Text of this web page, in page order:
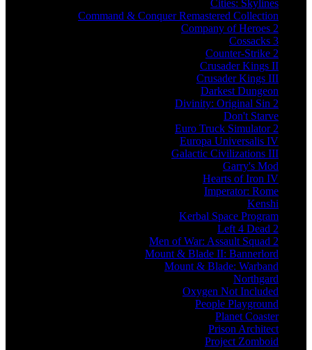
Cities: Skylines
Command & Conquer Remastered Collection
Company of Heroes 2
Cossacks 3
Counter-Strike 2
Crusader Kings II
Crusader Kings III
Darkest Dungeon
Divinity: Original Sin 2
Don't Starve
Euro Truck Simulator 2
Europa Universalis IV
Galactic Civilizations III
Garry's Mod
Hearts of Iron IV
Imperator: Rome
Kenshi
Kerbal Space Program
Left 4 Dead 2
Men of War: Assault Squad 2
Mount & Blade II: Bannerlord
Mount & Blade: Warband
Northgard
Oxygen Not Included
People Playground
Planet Coaster
Prison Architect
Project Zomboid